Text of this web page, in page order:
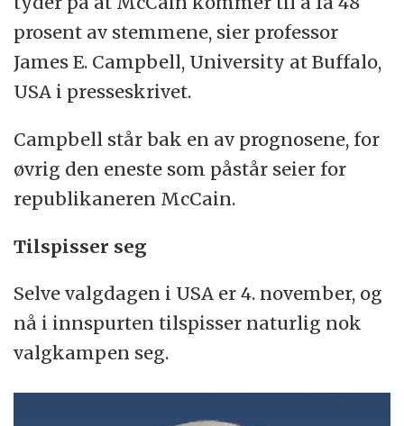
prosent av stemmene, sier professor
James E. Campbell, University at Buffalo,
USA i presseskrivet.
Campbell står bak en av prognosene, for
øvrig den eneste som påstår seier for
republikaneren McCain.
Tilspisser seg
Selve valgdagen i USA er 4. november, og
nå i innspurten tilspisser naturlig nok
valgkampen seg.